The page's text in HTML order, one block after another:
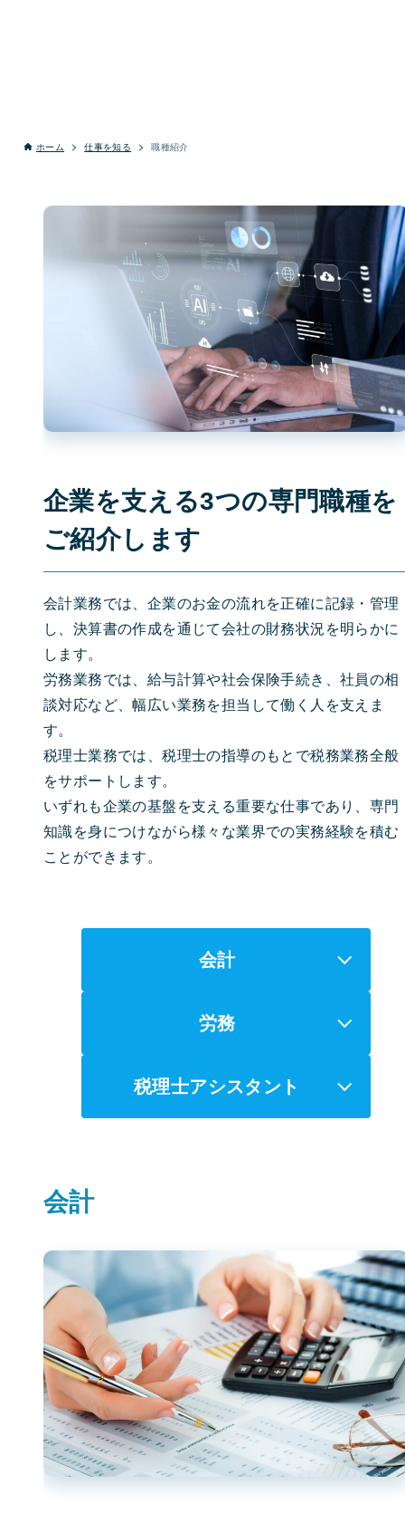
ホーム 仕事を知る 職種紹介
企業を支える3つの専門職種を
ご紹介します
会計業務では、企業のお金の流れを正確に記録・管理
し、決算書の作成を通じて会社の財務状況を明らかに
します。
労務業務では、給与計算や社会保険手続き、社員の相
談対応など、幅広い業務を担当して働く人を支えま
す。
税理士業務では、税理士の指導のもとで税務業務全般
をサポートします。
いずれも企業の基盤を支える重要な仕事であり、専門
知識を身につけながら様々な業界での実務経験を積む
ことができます。
会計
労務
税理士アシスタント
会計